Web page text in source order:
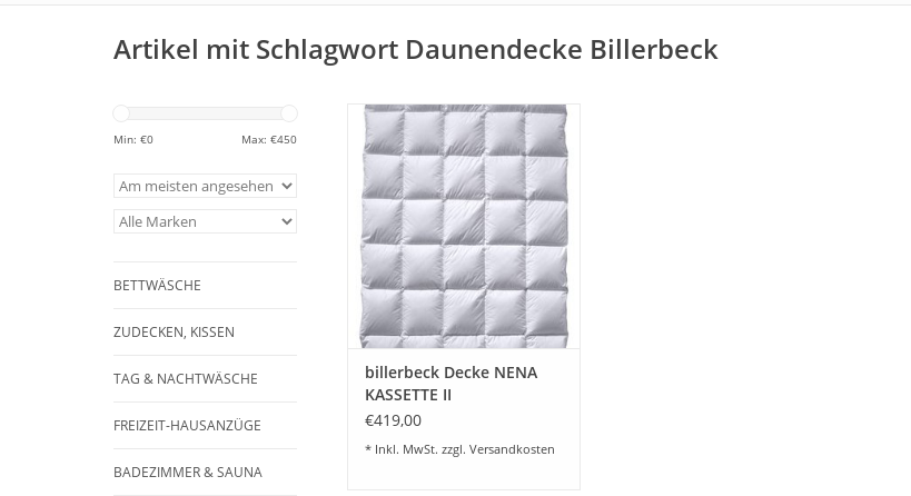
Artikel mit Schlagwort Daunendecke Billerbeck
Min: €0 Max: €450
BETTWÄSCHE
ZUDECKEN, KISSEN
TAG & NACHTWÄSCHE
FREIZEIT-HAUSANZÜGE
BADEZIMMER & SAUNA
billerbeck warme Winter
Daunendecke NENA KASSETTE II
100% weiße Gänsedaunen
in 4 Größen lieferbar (keine
Sondermaße)
ZUM WARENKORB HINZUFÜGEN
billerbeck Decke NENA
KASSETTE II
€419,00
* Inkl. MwSt. zzgl. Versandkosten